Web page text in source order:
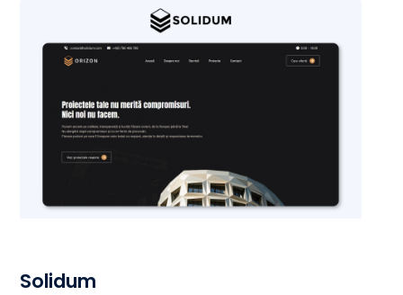
Solidum